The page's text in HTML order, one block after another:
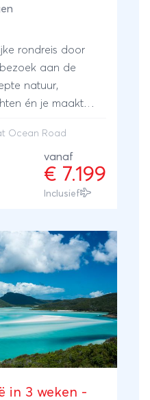
rondreis door
aan de
natuur,
én je maakt
onmetelijke
tijdens deze
van de Oostkust,
door de
binnenlandse
begeleid door
De
dat je reis zo
Naast dat zij
geven zij je
excursies, mooie
Ocean Road
vanaf
€ 7.199
Inclusief
in 3 weken -